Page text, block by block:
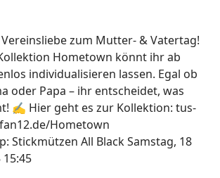
zum Mutter- & Vatertag!
Hometown könnt ihr ab
individualisieren lassen. Egal ob
oder Papa – ihr entscheidet, was
✍ Hier geht es zur Kollektion: tus-
Hometown
Stickmützen All BlackSamstag, 18
15:45